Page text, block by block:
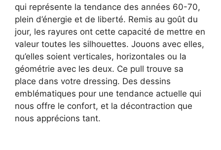
qui représente la tendance des années 60-70,
plein d’énergie et de liberté. Remis au goût du
jour, les rayures ont cette capacité de mettre en
valeur toutes les silhouettes. Jouons avec elles,
qu’elles soient verticales, horizontales ou la
géométrie avec les deux. Ce pull trouve sa
place dans votre dressing. Des dessins
emblématiques pour une tendance actuelle qui
nous offre le confort, et la décontraction que
nous apprécions tant.